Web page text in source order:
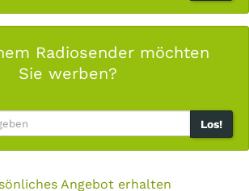
Radiosender möchten
Sie werben?
Los!
Angebot erhalten